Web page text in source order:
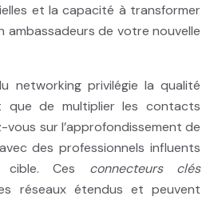
et la capacité à transformer
de votre nouvelle
networking privilégie la qualité
que de multiplier les contacts
sur l’approfondissement de
des professionnels influents
cible. Ces connecteurs clés
réseaux étendus et peuvent